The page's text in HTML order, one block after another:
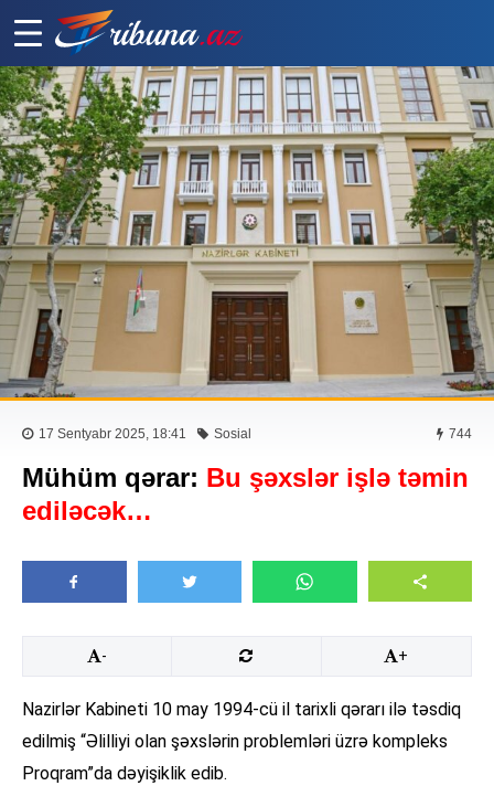
17 Sentyabr 2025, 18:41 Sosial 744
Mühüm qərar: Bu şəxslər işlə təmin
ediləcək…
- +
Nazirlər Kabineti 10 may 1994-cü il tarixli qərarı ilə təsdiq
edilmiş “Əlilliyi olan şəxslərin problemləri üzrə kompleks
Proqram”da dəyişiklik edib.